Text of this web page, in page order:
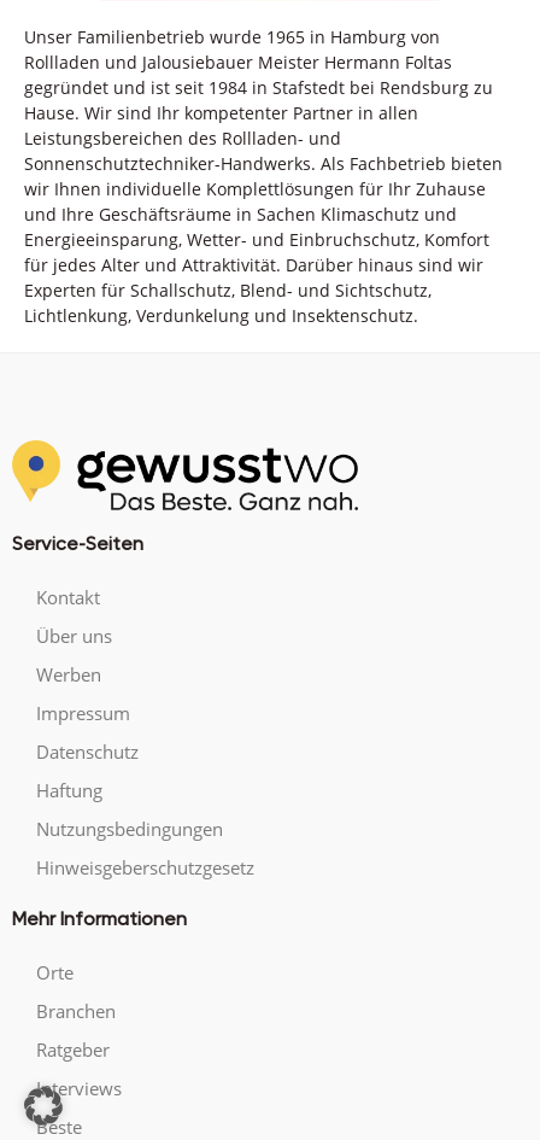
Unser Familienbetrieb wurde 1965 in Hamburg von
Rollladen und Jalousiebauer Meister Hermann Foltas
gegründet und ist seit 1984 in Stafstedt bei Rendsburg zu
Hause. Wir sind Ihr kompetenter Partner in allen
Leistungsbereichen des Rollladen- und
Sonnenschutztechniker-Handwerks. Als Fachbetrieb bieten
wir Ihnen individuelle Komplettlösungen für Ihr Zuhause
und Ihre Geschäftsräume in Sachen Klimaschutz und
Energieeinsparung, Wetter- und Einbruchschutz, Komfort
für jedes Alter und Attraktivität. Darüber hinaus sind wir
Experten für Schallschutz, Blend- und Sichtschutz,
Lichtlenkung, Verdunkelung und Insektenschutz.
Service-Seiten
Kontakt
Über uns
Werben
Impressum
Datenschutz
Haftung
Nutzungsbedingungen
Hinweisgeberschutzgesetz
Mehr Informationen
Orte
Branchen
Ratgeber
Interviews
Beste